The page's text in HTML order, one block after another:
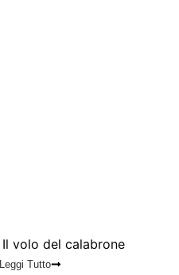
Il volo del calabrone
Leggi Tutto